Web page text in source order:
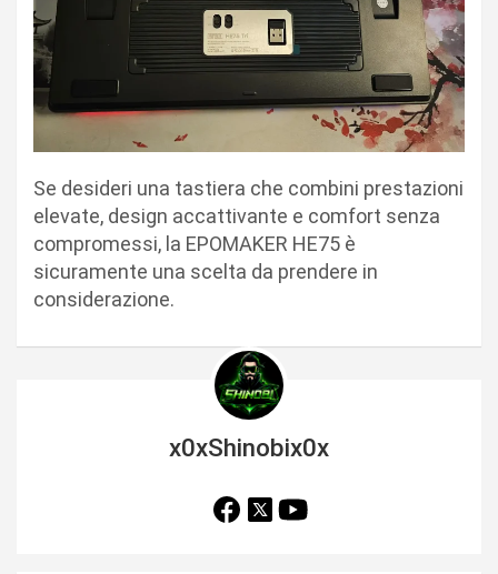
Se desideri una tastiera che combini prestazioni
elevate, design accattivante e comfort senza
compromessi, la EPOMAKER HE75 è
sicuramente una scelta da prendere in
considerazione.
x0xShinobix0x